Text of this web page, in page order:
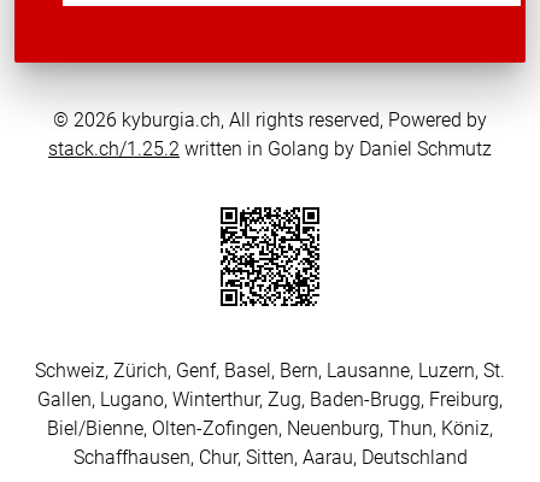
© 2026 kyburgia.ch, All rights reserved, Powered by
stack.ch/1.25.2 written in Golang by Daniel Schmutz
Schweiz, Zürich, Genf, Basel, Bern, Lausanne, Luzern, St.
Gallen, Lugano, Winterthur, Zug, Baden-Brugg, Freiburg,
Biel/Bienne, Olten-Zofingen, Neuenburg, Thun, Köniz,
Schaffhausen, Chur, Sitten, Aarau, Deutschland